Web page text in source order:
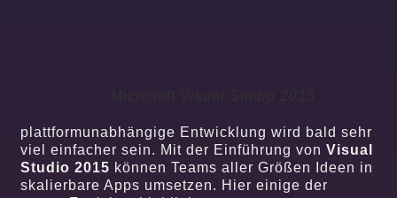
plattformunabhängige Entwicklung wird bald sehr
viel einfacher sein. Mit der Einführung vonVisual
Studio 2015 können Teams aller Größen Ideen in
skalierbare Apps umsetzen. Hier einige der